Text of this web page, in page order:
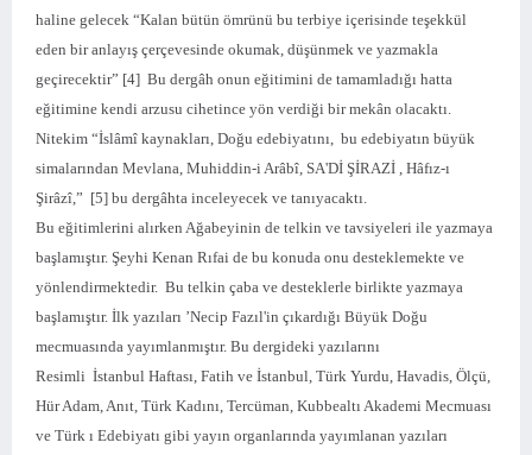
haline gelecek “Kalan bütün ömrünü bu terbiye içerisinde teşekkül
eden bir anlayış çerçevesinde okumak, düşünmek ve yazmakla
geçirecektir” [4] Bu dergâh onun eğitimini de tamamladığı hatta
eğitimine kendi arzusu cihetince yön verdiği bir mekân olacaktı.
Nitekim “İslâmî kaynakları, Doğu edebiyatını, bu edebiyatın büyük
simalarından Mevlana, Muhiddin-i Arâbî, SA'Dİ ŞİRAZİ , Hâfız-ı
Şirâzî,” [5] bu dergâhta inceleyecek ve tanıyacaktı.
Bu eğitimlerini alırken Ağabeyinin de telkin ve tavsiyeleri ile yazmaya
başlamıştır. Şeyhi Kenan Rıfai de bu konuda onu desteklemekte ve
yönlendirmektedir. Bu telkin çaba ve desteklerle birlikte yazmaya
başlamıştır. İlk yazıları ’Necip Fazıl'in çıkardığı Büyük Doğu
mecmuasında yayımlanmıştır. Bu dergideki yazılarını
Resimli İstanbul Haftası, Fatih ve İstanbul, Türk Yurdu, Havadis, Ölçü,
Hür Adam, Anıt, Türk Kadını, Tercüman, Kubbealtı Akademi Mecmuası
ve Türk ı Edebiyatı gibi yayın organlarında yayımlanan yazıları